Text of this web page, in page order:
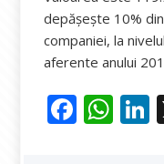
depășește 10%
companiei, la
aferente anului
F W